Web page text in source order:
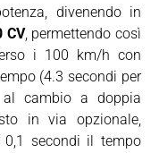
divenendo in
CV, permettendo così
i 100 km/h con
(4.3 secondi per
al cambio a doppia
in via opzionale,
secondi il tempo